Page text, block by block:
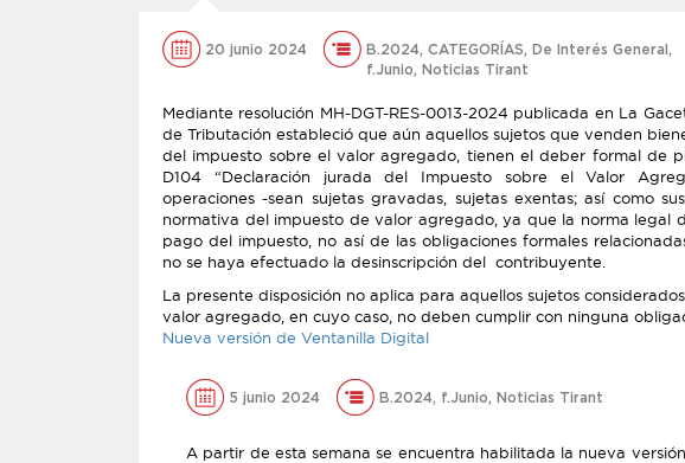
20 junio 2024 B.2024, CATEGORÍAS, De Interés General ,
f.Junio, Noticias Tirant
Mediante resolución MH-DGT-RES-0013-2024 publicada en La
de Tributación estableció que aún aquellos sujetos que venden
del impuesto sobre el valor agregado, tienen el deber formal de
D104 “Declaración jurada del Impuesto sobre el Valor
operaciones -sean sujetas gravadas, sujetas exentas; así como
normativa del impuesto de valor agregado, ya que la norma legal
pago del impuesto, no así de las obligaciones formales
no se haya efectuado la desinscripción del contribuyente.
La presente disposición no aplica para aquellos sujetos
valor agregado, en cuyo caso, no deben cumplir con ninguna
Nueva versión de Ventanilla Digital
5 junio 2024 B.2024, f.Junio, Noticias Tirant
A partir de esta semana se encuentra habilitada la nueva